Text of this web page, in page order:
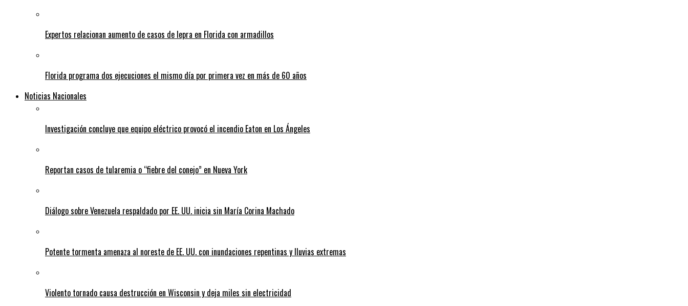
Expertos relacionan aumento de casos de lepra en Florida con armadillos
Florida programa dos ejecuciones el mismo día por primera vez en más de 60 años
Noticias Nacionales
Investigación concluye que equipo eléctrico provocó el incendio Eaton en Los Ángeles
Reportan casos de tularemia o “fiebre del conejo” en Nueva York
Diálogo sobre Venezuela respaldado por EE. UU. inicia sin María Corina Machado
Potente tormenta amenaza al noreste de EE. UU. con inundaciones repentinas y lluvias extremas
Violento tornado causa destrucción en Wisconsin y deja miles sin electricidad